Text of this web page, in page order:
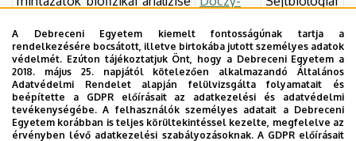
feltárása a T sejtes
immunválaszban
Andrea
Tumoros őssejtek szerepe a
trastuzumab rezisztencia
kialakulásában emlő
Dr. Panyi
György
Biofizikai és
Sejtbiológiai
Intézet
A Debreceni Egyetem kiemelt fontosságúnak tartja a
rendelkezésére bocsátott, illetve birtokába jutott személyes adatok
védelmét. Ezúton tájékoztatjuk Önt, hogy a Debreceni Egyetem a
2018. május 25. napjától kötelezően alkalmazandó Általános
Adatvédelmi Rendelet alapján felülvizsgálta folyamatait és
beépítette a GDPR előírásait az adatkezelési és adatvédelmi
tevékenységébe. A felhasználók személyes adatait a Debreceni
Egyetem korábban is teljes körültekintéssel kezelte, megfelelve az
érvényben lévő adatkezelési szabályozásoknak. A GDPR előírásait